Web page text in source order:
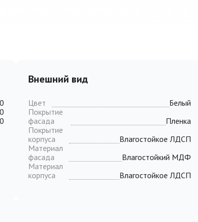
Внешний вид
Цвет
Белый
Покрытие
фасада
Пленка
Покрытие
корпуса
Влагостойкое ЛДСП
Материал
фасада
Влагостойкий МДФ
Материал
корпуса
Влагостойкое ЛДСП